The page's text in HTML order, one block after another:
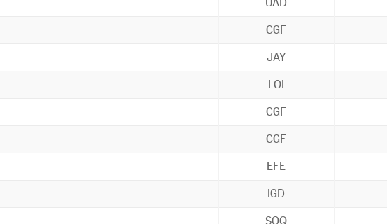
CGF
JAY
LOI
CGF
CGF
EFE
IGD
SOQ